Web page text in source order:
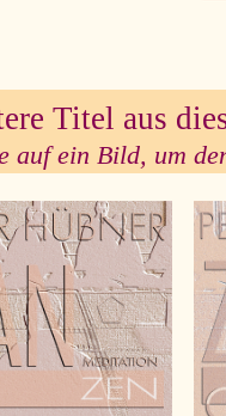
Titel aus
auf ein Bild, um